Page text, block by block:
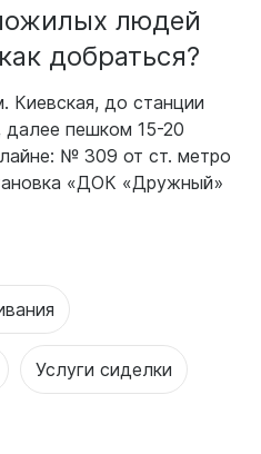
людей
добраться?
Киевская, до станции
далее пешком 15-20
№ 309 от ст. метро
«ДОК «Дружный»
Услуги сиделки